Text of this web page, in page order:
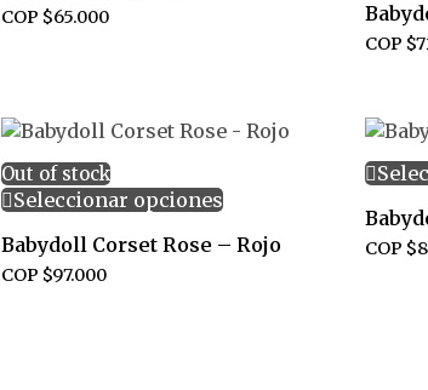
COP $65.000
COP $
Out of stock
Seleccionar opciones
Babydoll Corset Rose – Rojo
COP $97.000
COP $